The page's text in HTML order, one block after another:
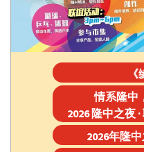
情系隆中
2026 隆中之夜
2026年隆